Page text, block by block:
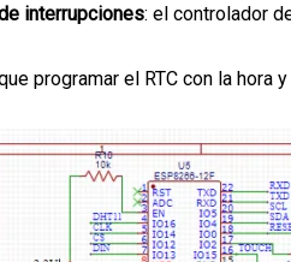
interrupciones: el controlador
programar el RTC con la